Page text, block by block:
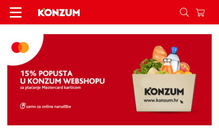
15% popusta na online narudžbe uz